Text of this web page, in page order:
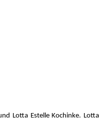
Lotta Estelle Kochinke. Lotta